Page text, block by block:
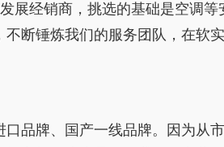
展经销商，挑选的基础是空调
断锤炼我们的服务团队，在软实
牌、国产一线品牌。因为从